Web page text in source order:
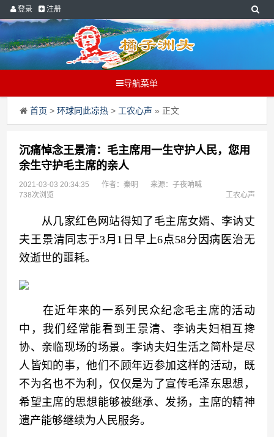
登录 注册
导航菜单
首页 >环球同此凉热 > 工农心声 » 正文
沉痛悼念王景清：毛主席用一生守护人民，您用
余生守护毛主席的亲人
2021-03-03 20:34:35 作者：秦明
来源：子夜呐喊
738次浏览
工农心声
从几家红色网站得知了毛主席女婿、李讷丈
夫王景清同志于3月1日早上6点58分因病医治无
效逝世的噩耗。
在近年来的一系列民众纪念毛主席的活动
中，我们经常能看到王景清、李讷夫妇相互搀
协、亲临现场的场景。李讷夫妇生活之简朴是尽
人皆知的事，他们不顾年迈参加这样的活动，既
不为名也不为利，仅仅是为了宣传毛泽东思想，
希望主席的思想能够被继承、发扬，主席的精神
遗产能够继续为人民服务。